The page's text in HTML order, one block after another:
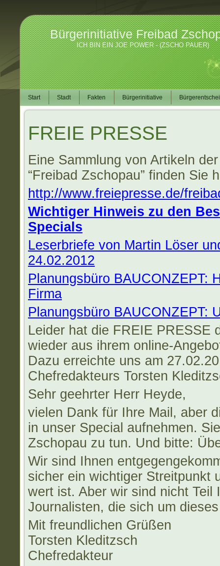
Bürgerinitiative Freibad
ICH BIN EIN JOE POWER - (ZSCHO PAUER)
Start Stadt Fakten Bürgerinitiative
FREIE PRESSE
Eine Sammlung von Artikeln
“Freibad Zschopau” finden Sie
http://www.freiepresse.de/
Wichtiger Hinweis zu den
Specials
Leserbriefe von Martin Löser
24.02.2012
Planungsbüro BAUCONZEPT:
Firma
Planungsbüro BAUCONZEPT:
Leider hat die FREIE PRESSE
wieder aus ihrem online-
Dazu erreichte uns am
Chefredakteurs Torsten
Sehr geehrter Herr Heyde,
vielen Dank für Ihre Mail, aber
in unser Special aufnehmen.
Zschopau zu tun. Und bitte:
Wir sind Ihnen
sicher ein wichtiger Streitpunkt
wert ist. Aber wir sind nicht Teil
Journalisten, die sich um
Mit freundlichen Grüßen
Torsten Kleditzsch
Chefredakteur